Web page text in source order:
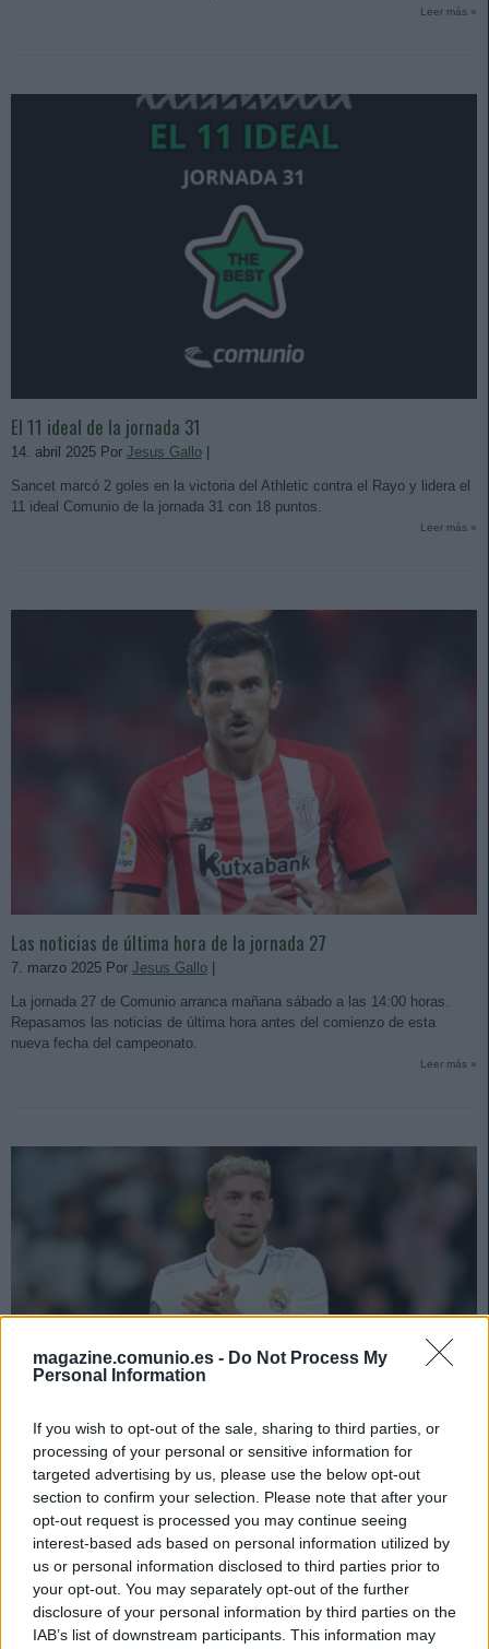
magazine.comunio.es - Do Not Process My
Personal Information
If you wish to opt-out of the sale, sharing to third parties, or
processing of your personal or sensitive information for
targeted advertising by us, please use the below opt-out
section to confirm your selection. Please note that after your
opt-out request is processed you may continue seeing
interest-based ads based on personal information utilized by
us or personal information disclosed to third parties prior to
your opt-out. You may separately opt-out of the further
disclosure of your personal information by third parties on the
IAB’s list of downstream participants. This information may
Leer más »
El 11 ideal de la jornada 31
14. abril 2025 Por Jesus Gallo |
Sancet marcó 2 goles en la victoria del Athletic contra el Rayo y lidera el
11 ideal Comunio de la jornada 31 con 18 puntos.
Leer más »
Las noticias de última hora de la jornada 27
7. marzo 2025 Por Jesus Gallo |
La jornada 27 de Comunio arranca mañana sábado a las 14:00 horas.
Repasamos las noticias de última hora antes del comienzo de esta
nueva fecha del campeonato.
Leer más »
Las noticias de última hora de la jornada 26
28. febrero 2025 PorJesus Gallo|
La jornada 26 de Comunio arranca hoy a las 21:00 horas. Repasamos las
noticias de última hora antes del comienzo de esta nueva fecha del
campeonato.